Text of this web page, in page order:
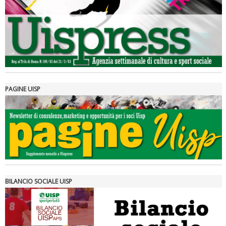
Tiziano Pesce a Radio InBlu2000 traccia il bilancio della stagione
PAGINE UISP
BILANCIO SOCIALE UISP